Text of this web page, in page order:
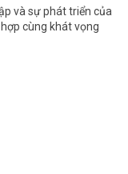
và sự phát triển của
cùng khát vọng